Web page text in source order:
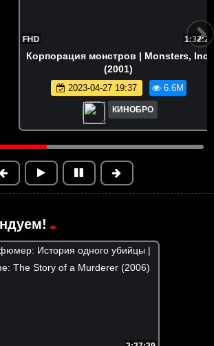
монстров | Monsters, Inc.
2023-04-27 19:37 6.6M
КИНОБРО